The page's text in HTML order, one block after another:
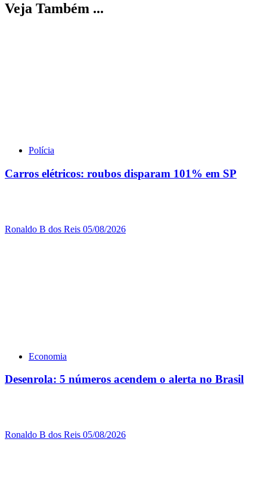
Veja Também ...
Polícia
Carros elétricos: roubos disparam 101% em SP
Ronaldo B dos Reis 05/08/2026
Economia
Desenrola: 5 números acendem o alerta no Brasil
Ronaldo B dos Reis 05/08/2026